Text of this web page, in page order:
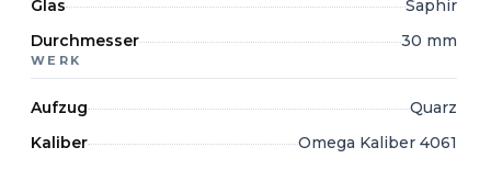
Glas
Saphir
Durchmesser
30 mm
WERK
Aufzug
Quarz
Kaliber
Omega Kaliber 4061